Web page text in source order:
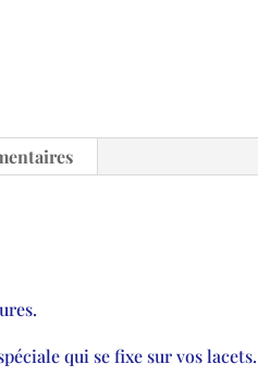
qui se fixe sur vos lacets.